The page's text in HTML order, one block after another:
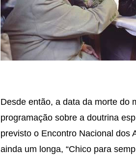
Desde então, a data da morte do
programação sobre a doutrina
previsto o Encontro Nacional dos
ainda um longa, “Chico para